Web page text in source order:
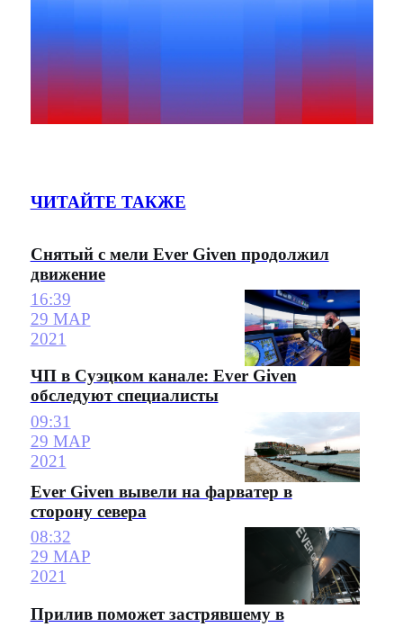
ЧИТАЙТЕ ТАКЖЕ
Снятый с мели Ever Given продолжил
движение
16:39
29 МАР
2021
ЧП в Суэцком канале: Ever Given
обследуют специалисты
09:31
29 МАР
2021
Ever Given вывели на фарватер в
сторону севера
08:32
29 МАР
2021
Прилив поможет застрявшему в